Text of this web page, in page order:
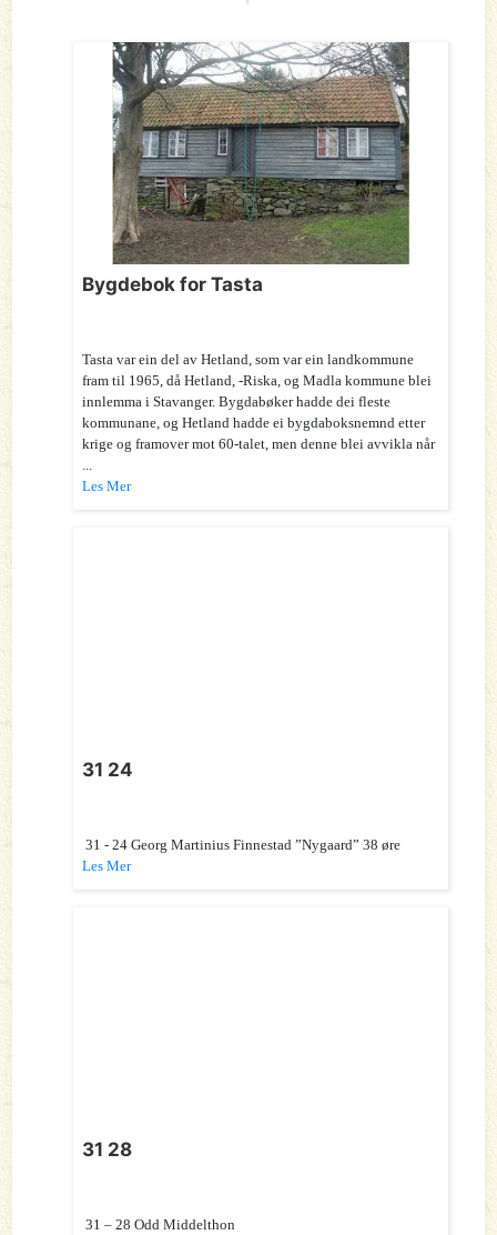
Bygdebok for Tasta
Tasta var ein del av Hetland, som var ein landkommune
fram til 1965, då Hetland, -Riska, og Madla kommune blei
innlemma i Stavanger. Bygdabøker hadde dei fleste
kommunane, og Hetland hadde ei bygdaboksnemnd etter
krige og framover mot 60-talet, men denne blei avvikla når
...
Les Mer
31 24
31 - 24 Georg Martinius Finnestad ”Nygaard” 38 øre
Les Mer
31 28
31 – 28 Odd Middelthon